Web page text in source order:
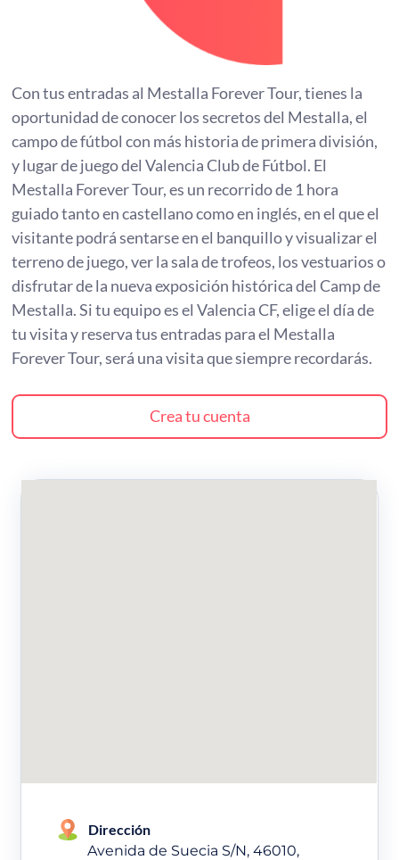
Con tus entradas al Mestalla Forever Tour, tienes la
oportunidad de conocer los secretos del Mestalla, el
campo de fútbol con más historia de primera división,
y lugar de juego del Valencia Club de Fútbol. El
Mestalla Forever Tour, es un recorrido de 1 hora
guiado tanto en castellano como en inglés, en el que el
visitante podrá sentarse en el banquillo y visualizar el
terreno de juego, ver la sala de trofeos, los vestuarios o
disfrutar de la nueva exposición histórica del Camp de
Mestalla. Si tu equipo es el Valencia CF, elige el día de
tu visita y reserva tus entradas para el Mestalla
Forever Tour, será una visita que siempre recordarás.
Crea tu cuenta
Dirección
Avenida de Suecia S/N, 46010,